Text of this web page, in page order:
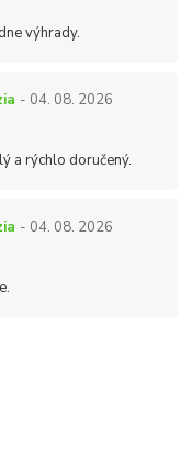
výhrady.
- 04. 08. 2026
a rýchlo doručený.
- 04. 08. 2026